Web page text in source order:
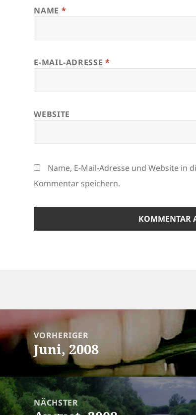
NAME *
E-MAIL-ADRESSE *
WEBSITE
Name, E-Mail-Adresse und Website in
Kommentar speichern.
Beitragsnavigation
VORHERIGER
Vorheriger
Beitrag:
Juni, 2008
NÄCHSTER